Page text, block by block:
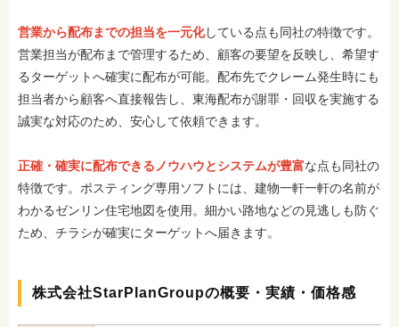
営業から配布までの担当を一元化している点も同社の特徴です。
営業担当が配布まで管理するため、顧客の要望を反映し、希望す
るターゲットへ確実に配布が可能。配布先でクレーム発生時にも
担当者から顧客へ直接報告し、東海配布が謝罪・回収を実施する
誠実な対応のため、安心して依頼できます。
正確・確実に配布できるノウハウとシステムが豊富な点も同社の
特徴です。ポスティング専用ソフトには、建物一軒一軒の名前が
わかるゼンリン住宅地図を使用。細かい路地などの見逃しも防ぐ
ため、チラシが確実にターゲットへ届きます。
株式会社StarPlanGroupの概要・実績・価格感